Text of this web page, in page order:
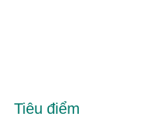
Tiêu điểm